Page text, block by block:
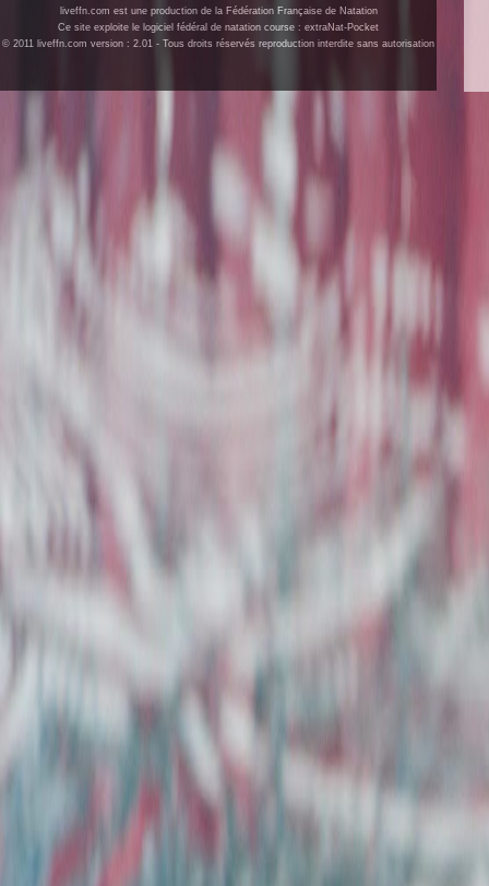
liveffn.com est une production de la Fédération Française de Natation
Ce site exploite le logiciel fédéral de natation course : extraNat-Pocket
© 2011 liveffn.com version : 2.01 - Tous droits réservés reproduction interdite sans autorisation